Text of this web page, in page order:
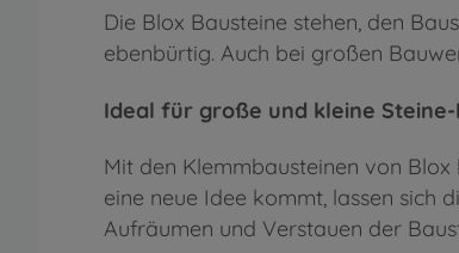
Die Blox Bausteine stehen, den
ebenbürtig. Auch bei großen
Ideal für große und kleine Steine-
Mit den Klemmbausteinen von
eine neue Idee kommt, lassen sich
Aufräumen und Verstauen der